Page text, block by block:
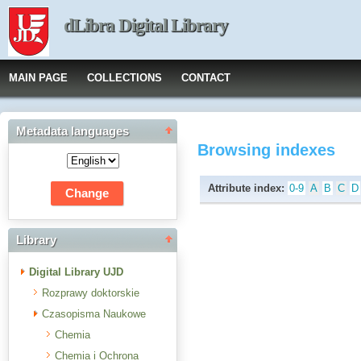
dLibra Digital Library
MAIN PAGE COLLECTIONS CONTACT
Metadata languages
Library
Digital Library UJD
Rozprawy doktorskie
Czasopisma Naukowe
Chemia
Chemia i Ochrona
Browsing indexes
Attribute index: 0-9 A B C D